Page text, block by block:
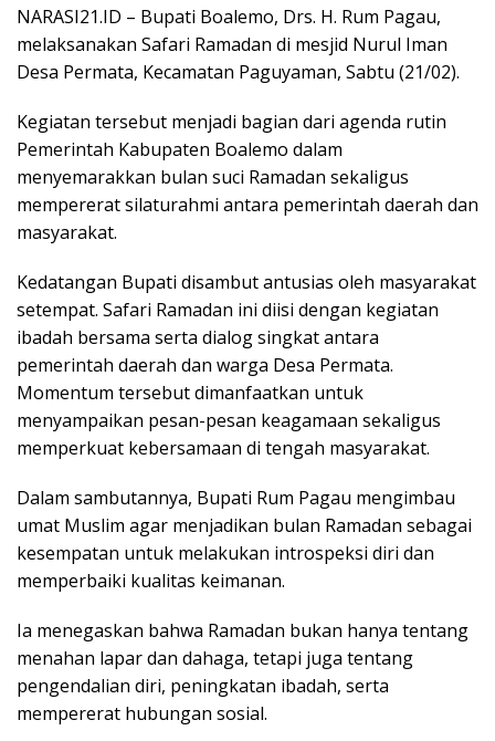
NARASI21.ID – Bupati Boalemo, Drs. H. Rum Pagau,
melaksanakan Safari Ramadan di mesjid Nurul Iman
Desa Permata, Kecamatan Paguyaman, Sabtu (21/02).
Kegiatan tersebut menjadi bagian dari agenda rutin
Pemerintah Kabupaten Boalemo dalam
menyemarakkan bulan suci Ramadan sekaligus
mempererat silaturahmi antara pemerintah daerah dan
masyarakat.
Kedatangan Bupati disambut antusias oleh masyarakat
setempat. Safari Ramadan ini diisi dengan kegiatan
ibadah bersama serta dialog singkat antara
pemerintah daerah dan warga Desa Permata.
Momentum tersebut dimanfaatkan untuk
menyampaikan pesan-pesan keagamaan sekaligus
memperkuat kebersamaan di tengah masyarakat.
Dalam sambutannya, Bupati Rum Pagau mengimbau
umat Muslim agar menjadikan bulan Ramadan sebagai
kesempatan untuk melakukan introspeksi diri dan
memperbaiki kualitas keimanan.
Ia menegaskan bahwa Ramadan bukan hanya tentang
menahan lapar dan dahaga, tetapi juga tentang
pengendalian diri, peningkatan ibadah, serta
mempererat hubungan sosial.